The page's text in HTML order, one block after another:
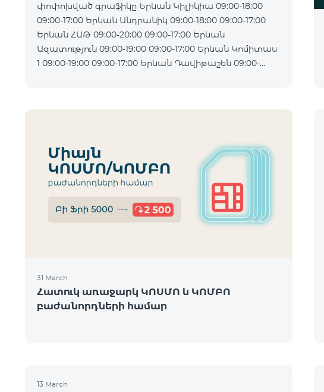
փոփոխված գրաֆիկը Երևան Կիլիկիա 09:00-18:00
09:00-17:00 Երևան Անդրանիկ 09:00-18:00 09:00-17:00
Երևան ՀԱԹ 09:00-20:00 09:00-17:00 Երևան
Ազատություն 09:00-19:00 09:00-17:00 Երևան Կոմիտաս
1 09:00-19:00 09:00-17:00 Երևան Դավիթաշեն 09:00-
31 March
Հատուկ առաջարկ ԿՈՍՄՈ և ԿՈՄԲՈ
բաժանորդների համար
13 March